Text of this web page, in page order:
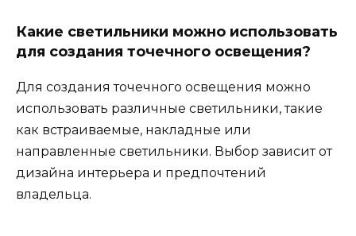
Какие светильники можно использовать
для создания точечного освещения?
Для создания точечного освещения можно
использовать различные светильники, такие
как встраиваемые, накладные или
направленные светильники. Выбор зависит от
дизайна интерьера и предпочтений
владельца.